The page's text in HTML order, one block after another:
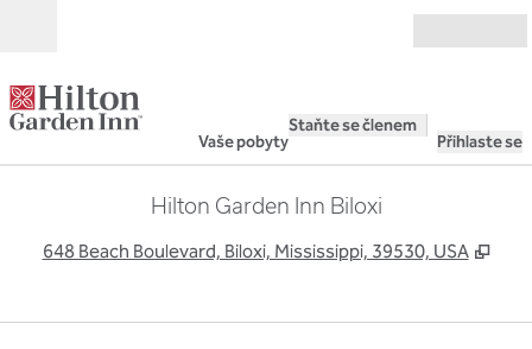
Vaše pobyty
Staňte se členem
Přihlaste se
Hilton Garden Inn Biloxi
648 Beach Boulevard, Biloxi, Mississippi, 39530, USA ,